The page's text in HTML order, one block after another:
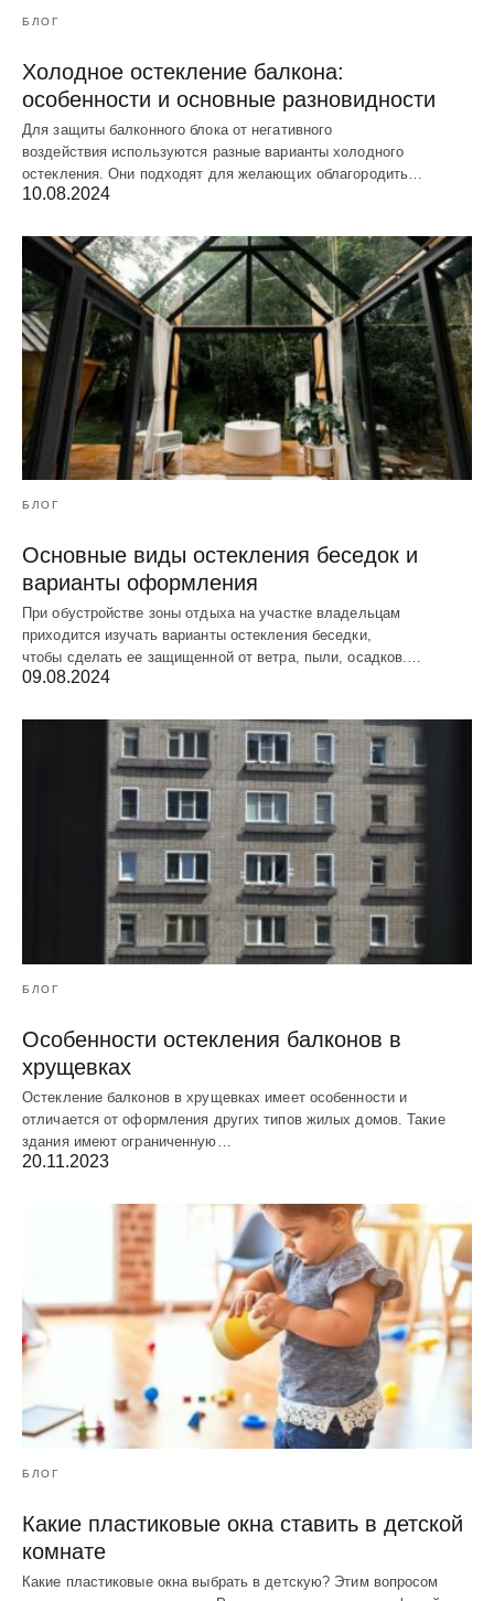
БЛОГ
Холодное остекление балкона:
особенности и основные разновидности
Для защиты балконного блока от негативного
воздействия используются разные варианты холодного
остекления. Они подходят для желающих облагородить…
10.08.2024
БЛОГ
Основные виды остекления беседок и
варианты оформления
При обустройстве зоны отдыха на участке владельцам
приходится изучать варианты остекления беседки,
чтобы сделать ее защищенной от ветра, пыли, осадков.…
09.08.2024
БЛОГ
Особенности остекления балконов в
хрущевках
Остекление балконов в хрущевках имеет особенности и
отличается от оформления других типов жилых домов. Такие
здания имеют ограниченную…
20.11.2023
БЛОГ
Какие пластиковые окна ставить в детской
комнате
Какие пластиковые окна выбрать в детскую? Этим вопросом